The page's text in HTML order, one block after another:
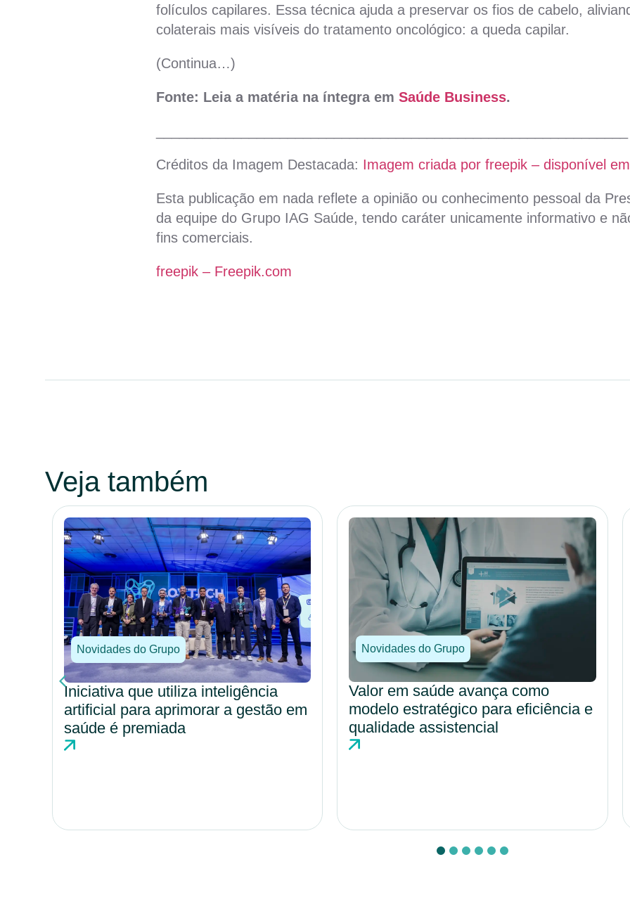
folículos capilares. Essa técnica ajuda a preservar os fios de cabelo,
colaterais mais visíveis do tratamento oncológico: a queda capilar.
(Continua…)
Fonte: Leia a matéria na íntegra em Saúde Business.
Créditos da Imagem Destacada: Imagem criada por freepik – disponível
Esta publicação em nada reflete a opinião ou conhecimento pessoal da
da equipe do Grupo IAG Saúde, tendo caráter unicamente informativo e
fins comerciais.
freepik – Freepik.com
Veja também
Novidades do Grupo
Valor em saúde avança como
modelo estratégico para eficiência e
qualidade assistencial
Novidades do Grupo
DRG fortalece gestão hospitalar
com análise estruturada e maior
previsibilidade